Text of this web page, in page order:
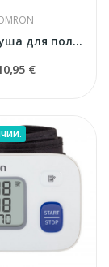
Omron груша для полуавтоматических тонометров
€